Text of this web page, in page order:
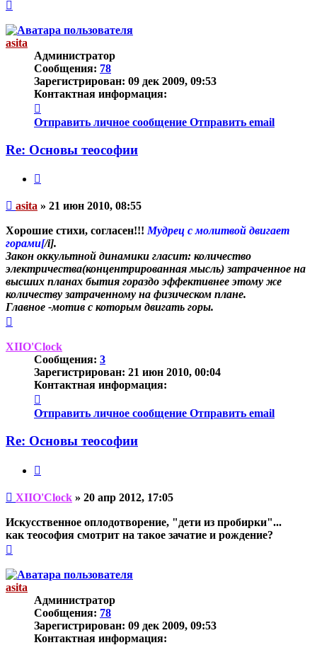
началу
asita
Администратор
Сообщения: 78
Зарегистрирован: 09 дек 2009, 09:53
Контактная информация:
информация
пользователя
Отправить личное сообщение Отправить email
Re: Основы теософии
Непрочитанное
asita » 21 июн 2010, 08:55
Хорошие стихи, согласен!!! Мудрец с молитвой двигает
горами[/i].
Закон оккультной динамики гласит: количество
электричества(концентрированная мысль) затраченное на
высших планах бытия гораздо эффективнее этому же
количеству затраченному на физическом плане.
Главное -мотив с которым двигать горы.
началу
XIIO'Clock
Сообщения: 3
Зарегистрирован: 21 июн 2010, 00:04
Контактная информация:
информация
пользователя
Отправить личное сообщение Отправить email
Re: Основы теософии
Непрочитанное
XIIO'Clock » 20 апр 2012, 17:05
Искусственное оплодотворение, "дети из пробирки"...
как теософия смотрит на такое зачатие и рождение?
началу
asita
Администратор
Сообщения: 78
Зарегистрирован: 09 дек 2009, 09:53
Контактная информация: